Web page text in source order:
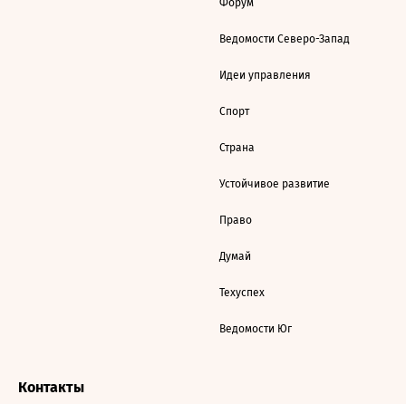
Форум
Ведомости Северо-Запад
Идеи управления
Спорт
Страна
Устойчивое развитие
Право
Думай
Техуспех
Ведомости Юг
Контакты